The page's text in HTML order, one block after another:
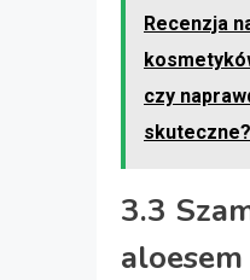
Recenzja
czy
skuteczne?
3.3
aloesem